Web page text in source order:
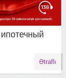
Ətraflı